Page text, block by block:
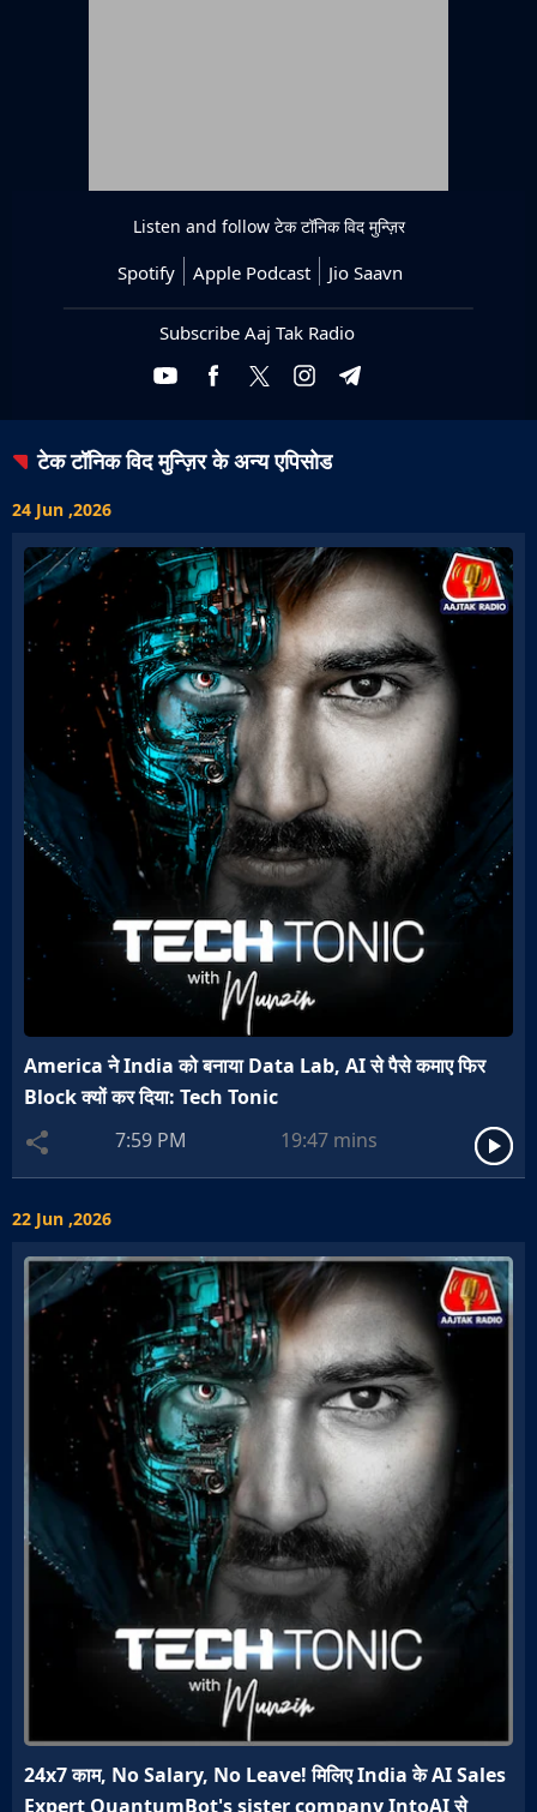
Listen and follow टेक टॉनिक विद मुन्ज़िर
Spotify Apple Podcast Jio Saavn
Subscribe Aaj Tak Radio
टेक टॉनिक विद मुन्ज़िरके अन्य एपिसोड
24 Jun ,2026
America ने India को बनाया Data Lab, AI से पैसे कमाए फिर
Block क्यों कर दिया: Tech Tonic
7:59 PM
19:47 mins
22 Jun ,2026
24x7 काम, No Salary, No Leave! मिलिए India के AI Sales
Expert QuantumBot's sister company IntoAI से